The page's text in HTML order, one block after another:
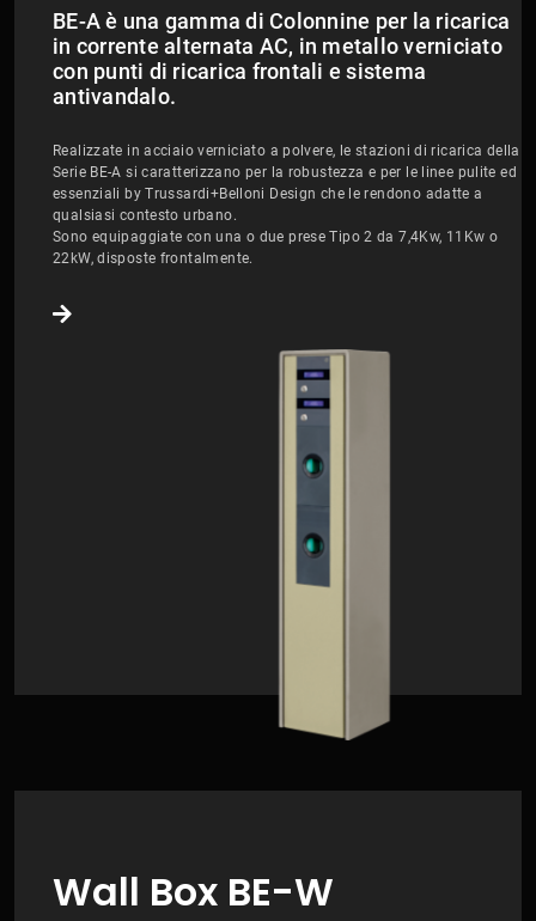
BE-A è una gamma di Colonnine per la ricarica
in corrente alternata AC, in metallo verniciato
con punti di ricarica frontali e sistema
antivandalo.
Realizzate in acciaio verniciato a polvere, le stazioni di ricarica della
Serie BE-A si caratterizzano per la robustezza e per le linee pulite ed
essenziali by Trussardi+Belloni Design che le rendono adatte a
qualsiasi contesto urbano.
Sono equipaggiate con una o due prese Tipo 2 da 7,4Kw, 11Kw o
22kW, disposte frontalmente.
Wall Box BE-W